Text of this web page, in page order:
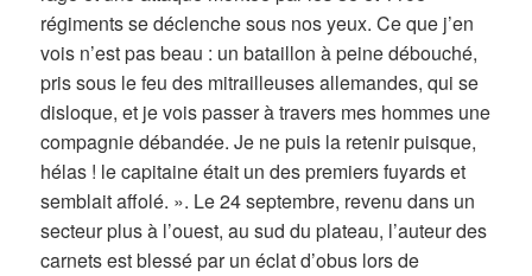
régiments se déclenche sous nos yeux. Ce que j’en
vois n’est pas beau : un bataillon à peine débouché,
pris sous le feu des mitrailleuses allemandes, qui se
disloque, et je vois passer à travers mes hommes une
compagnie débandée. Je ne puis la retenir puisque,
hélas ! le capitaine était un des premiers fuyards et
semblait affolé. ». Le 24 septembre, revenu dans un
secteur plus à l’ouest, au sud du plateau, l’auteur des
carnets est blessé par un éclat d’obus lors de